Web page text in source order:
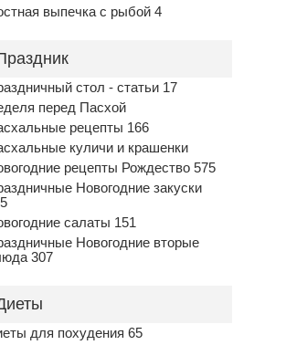
выпечка с рыбой 4
стол - статьи 17
перед Пасхой
рецепты 166
куличи и крашенки
рецепты Рождество 575
Новогодние закуски
салаты 151
Новогодние вторые
307
для похудения 65